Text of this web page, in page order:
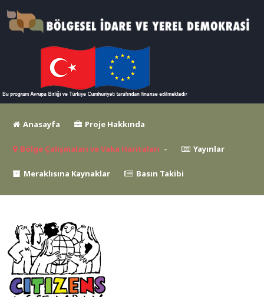
Anasayfa Proje Hakkında
Bölge Çalışmaları ve Vaka Haritaları Yayınlar
Meraklısına Kaynaklar Basın Takibi